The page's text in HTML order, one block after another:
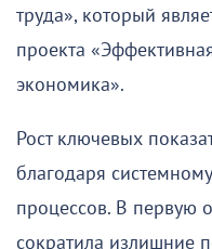
труда», который
проекта
экономика».
Рост ключевых
благодаря
процессов. В первую
сократила излишние